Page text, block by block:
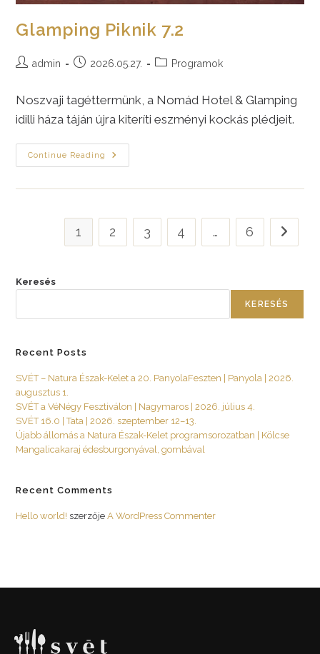
Glamping Piknik 7.2
Postadmin
Post2026.05.27.
PostProgramok
Noszvaji tagéttermünk, a Nomád Hotel & Glamping
idilli háza táján újra kiteríti eszményi kockás plédjeit.
Continue Reading
Glamping
Piknik
1 2 3 4 … 6 Go to
Keresés
KERESÉS
Recent Posts
SVÉT – Natura Észak-Kelet a 20. PanyolaFeszten | Panyola | 2026.
augusztus 1.
SVÉT a VéNégy Fesztiválon | Nagymaros | 2026. július 4.
SVÉT 16.0 | Tata | 2026. szeptember 12–13.
Újabb állomás a Natura Észak-Kelet programsorozatban | Kölcse
Mangalicakaraj édesburgonyával, gombával
Recent Comments
Hello world! szerzőjeA WordPress Commenter